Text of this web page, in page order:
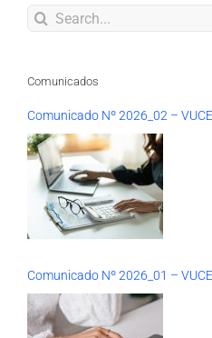
Search
Comunicados
Comunicado Nº 2026_02 – VUCE
Comunicado Nº 2026_01 – VUCE